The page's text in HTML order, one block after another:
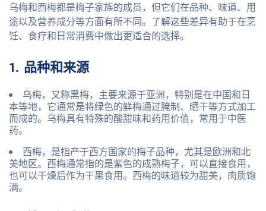
乌梅和西梅都是梅子家族的成员，但它们在品种、味道、用
途以及营养成分等方面有所不同。了解这些差异有助于在烹
饪、食疗和日常消费中做出更适合的选择。
1. 品种和来源
乌梅，又称黑梅，主要来源于亚洲，特别是在中国和日
本等地，它通常是将绿色的鲜梅通过腌制、晒干等方式加工
而成的。乌梅具有特殊的酸甜味和药用价值，常用于中医
药。
西梅，是指产于西方国家的梅子品种，尤其是欧洲和北
美地区。西梅通常指的是紫色的成熟梅子，可以直接食用，
也可以干燥后作为干果食用。西梅的味道较为甜美，肉质饱
满。